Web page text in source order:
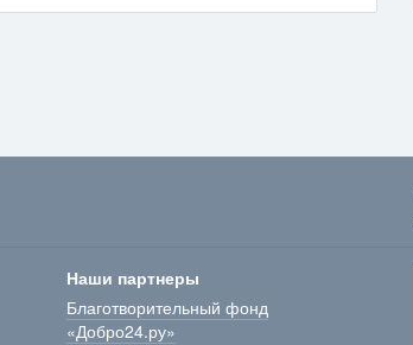
Наши партнеры
Благотворительный фонд
«Добро24.ру»